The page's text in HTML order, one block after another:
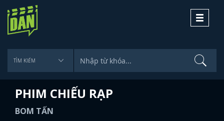
Toggle
PHIM CHIẾU RẠP
BOM TẤN